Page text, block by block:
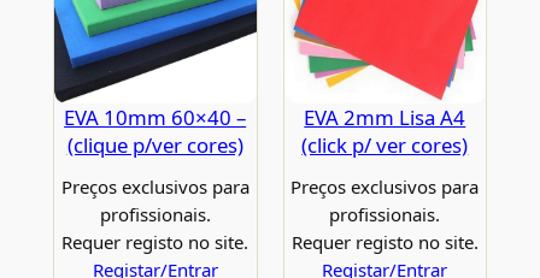
EVA 10mm 60×40 –
(clique p/ver cores)
Preços exclusivos para
profissionais.
Requer registo no site.
Registar/Entrar
EVA 2mm Lisa A4
(click p/ ver cores)
Preços exclusivos para
profissionais.
Requer registo no site.
Registar/Entrar